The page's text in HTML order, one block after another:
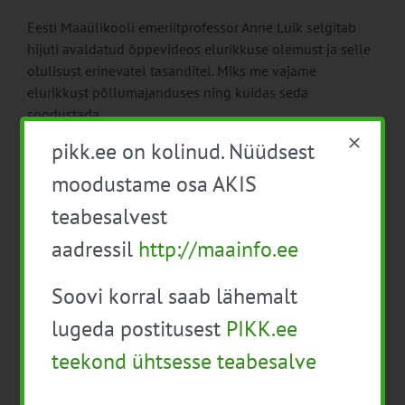
Eesti Maaülikooli emeriitprofessor Anne Luik selgitab
hijuti avaldatud õppevideos elurikkuse olemust ja selle
olulisust erinevatel tasanditel. Miks me vajame
elurikkust põllumajanduses ning kuidas seda
soodustada.
Loodushoidlik taimekaitse – kuidas soodustada
pikk.ee on kolinud. Nüüdsest
moodustame osa AKIS
teabesalvest
aadressil http://maainfo.ee
Soovi korral saab lähemalt
lugeda postitusest PIKK.ee
teekond ühtsesse teabesalve